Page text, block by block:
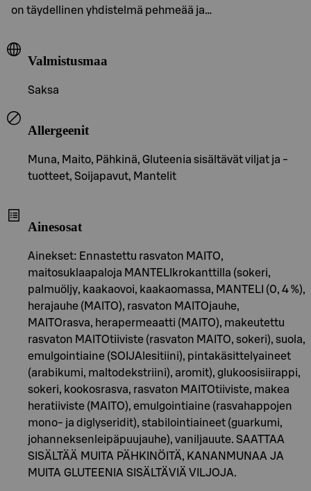
on täydellinen yhdistelmä pehmeää ja…
Valmistusmaa
Saksa
Allergeenit
Muna, Maito, Pähkinä, Gluteenia sisältävät viljat ja -
tuotteet, Soijapavut, Mantelit
Ainesosat
Ainekset: Ennastettu rasvaton MAITO,
maitosuklaapaloja MANTELIkrokanttilla (sokeri,
palmuöljy, kaakaovoi, kaakaomassa, MANTELI (0, 4 %),
herajauhe (MAITO), rasvaton MAITOjauhe,
MAITOrasva, herapermeaatti (MAITO), makeutettu
rasvaton MAITOtiiviste (rasvaton MAITO, sokeri), suola,
emulgointiaine (SOIJAlesitiini), pintakäsittelyaineet
(arabikumi, maltodekstriini), aromit), glukoosisiirappi,
sokeri, kookosrasva, rasvaton MAITOtiiviste, makea
heratiiviste (MAITO), emulgointiaine (rasvahappojen
mono- ja diglyseridit), stabilointiaineet (guarkumi,
johanneksenleipäpuujauhe), vaniljauute. SAATTAA
SISÄLTÄÄ MUITA PÄHKINÖITÄ, KANANMUNAA JA
MUITA GLUTEENIA SISÄLTÄVIÄ VILJOJA.